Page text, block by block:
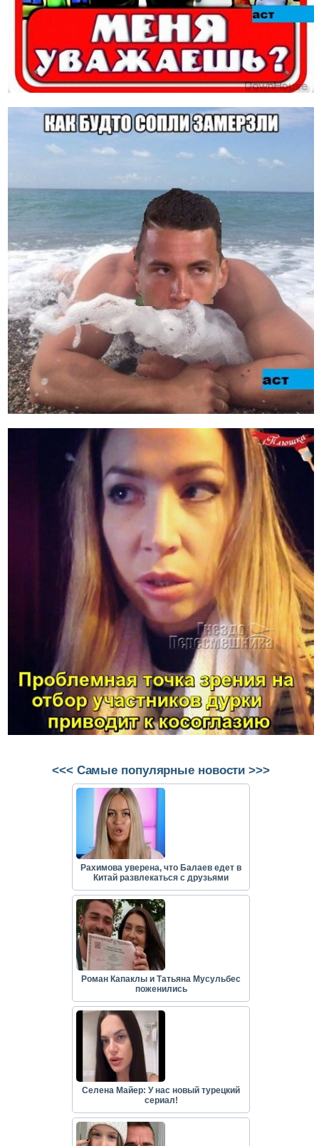
<<< Самые популярные новости >>>
Рахимова уверена, что Балаев едет в
Китай развлекаться с друзьями
Роман Капаклы и Татьяна Мусульбес
поженились
Селена Майер: У нас новый турецкий
сериал!